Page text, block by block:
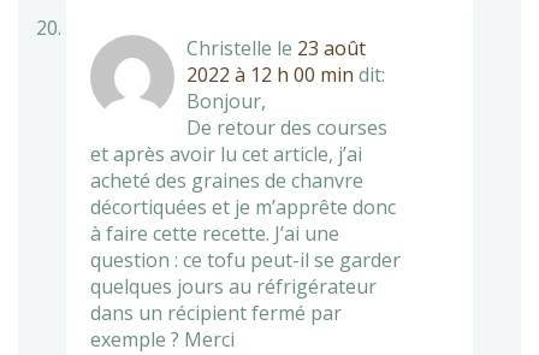
Christelle le 23 août
2022 à 12 h 00 min dit:
Bonjour,
De retour des courses
et après avoir lu cet article, j’ai
acheté des graines de chanvre
décortiquées et je m’apprête donc
à faire cette recette. J’ai une
question : ce tofu peut-il se garder
quelques jours au réfrigérateur
dans un récipient fermé par
exemple ? Merci